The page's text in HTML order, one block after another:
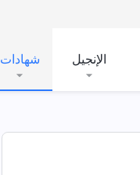
الإنجيل شهادات